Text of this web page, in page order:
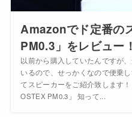
Amazonでド定番の
PM0.3」をレビュー！
以前から購入していたんですが
いるので、せっかくなので便乗
てスピーカーをご紹介致します
OSTEX PM0.3」 知って...